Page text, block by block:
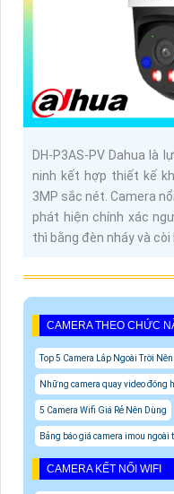
DH-P3AS-PV Dahua là
ninh kết hợp thiết kế
3MP sắc nét. Camera
phát hiện chính xác
thì bằng đèn nháy và còi
CAMERA THEO CHỨC
Top 5 Camera Lắp Ngoài Trời
Những camera quay video đóng
5 Camera Wifi Giá Rẻ Nên Dùng
Bảng báo giá camera imou ngoài
CAMERA KẾT NỐI WIFI